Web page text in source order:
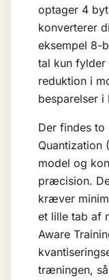
optager 4
konverterer
eksempel 8-
tal kun fylder
reduktion i
besparelser i
Der findes to
model og
præcision.
kræver
et lille tab af
Aware
træningen,